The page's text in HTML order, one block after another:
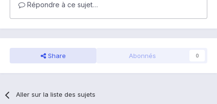
Répondre à ce sujet…
Share Abonnés 0
Aller sur la liste des sujets